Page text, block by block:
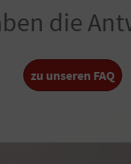
die
zu unseren FAQ